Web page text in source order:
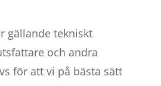
gällande tekniskt
och andra
för att vi på bästa sätt